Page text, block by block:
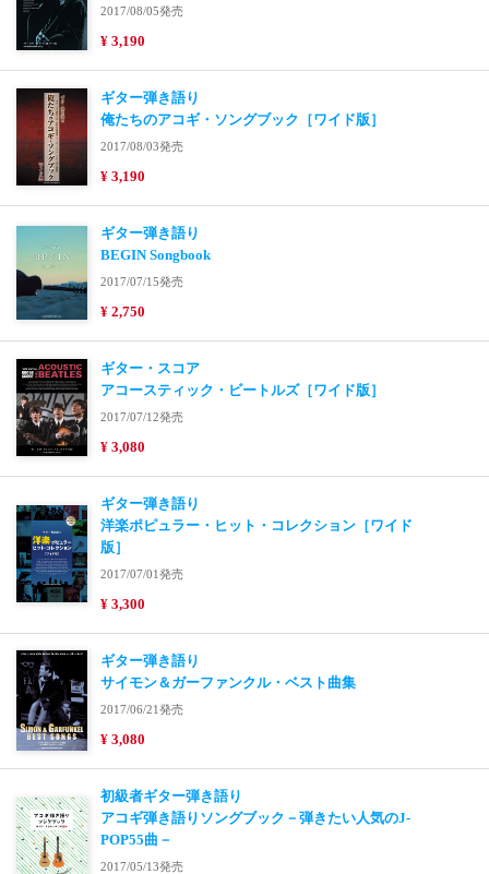
2017/08/05発売
¥ 3,190
ギター弾き語り
俺たちのアコギ・ソングブック［ワイド版］
2017/08/03発売
¥ 3,190
ギター弾き語り
BEGIN Songbook
2017/07/15発売
¥ 2,750
ギター・スコア
アコースティック・ビートルズ［ワイド版］
2017/07/12発売
¥ 3,080
ギター弾き語り
洋楽ポピュラー・ヒット・コレクション［ワイド
版］
2017/07/01発売
¥ 3,300
ギター弾き語り
サイモン＆ガーファンクル・ベスト曲集
2017/06/21発売
¥ 3,080
初級者ギター弾き語り
アコギ弾き語りソングブック－弾きたい人気のJ-
POP55曲－
2017/05/13発売